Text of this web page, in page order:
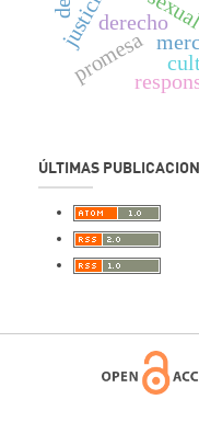
derecho
promesa
justicia
ÚLTIMAS